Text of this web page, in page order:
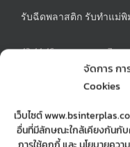
จัดการ ก
Cookies
เว็บไซต์
อื่นที่มีลักษณะใกล้เคียงกันกับ
รับฉีดพลาสติก รับทำแม่พิ
42,44,46 ซอยสะแกงาม 7 แ
บางขุนเทียน กรุงเทพฯ 10150
02-897-0245-6
Fax:028970247
Email:
Web:รับฉีดพาสติก รับทำแม่